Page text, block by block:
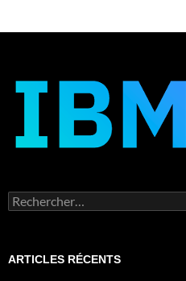
Rechercher :
ARTICLES RÉCENTS